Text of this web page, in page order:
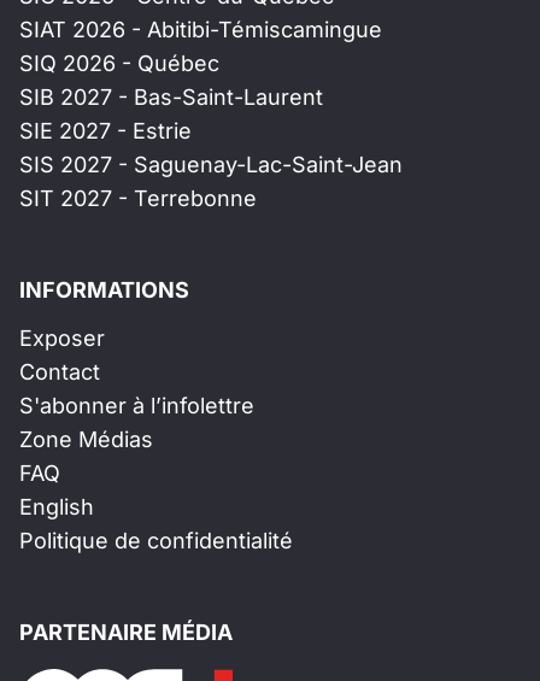
SIAT 2026 - Abitibi-Témiscamingue
SIQ 2026 - Québec
SIB 2027 - Bas-Saint-Laurent
SIE 2027 - Estrie
SIS 2027 - Saguenay-Lac-Saint-Jean
SIT 2027 - Terrebonne
INFORMATIONS
Exposer
Contact
S'abonner à l’infolettre
Zone Médias
FAQ
English
Politique de confidentialité
PARTENAIRE MÉDIA